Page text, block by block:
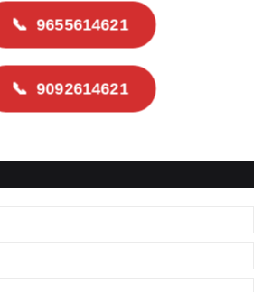
📞 9655614621
📞 9092614621